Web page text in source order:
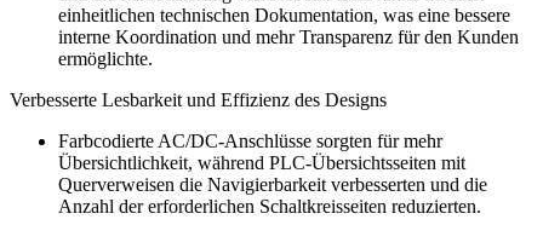
einheitlichen technischen Dokumentation, was eine bessere
interne Koordination und mehr Transparenz für den Kunden
ermöglichte.
Verbesserte Lesbarkeit und Effizienz des Designs
Farbcodierte AC/DC-Anschlüsse sorgten für mehr
Übersichtlichkeit, während PLC-Übersichtsseiten mit
Querverweisen die Navigierbarkeit verbesserten und die
Anzahl der erforderlichen Schaltkreisseiten reduzierten.